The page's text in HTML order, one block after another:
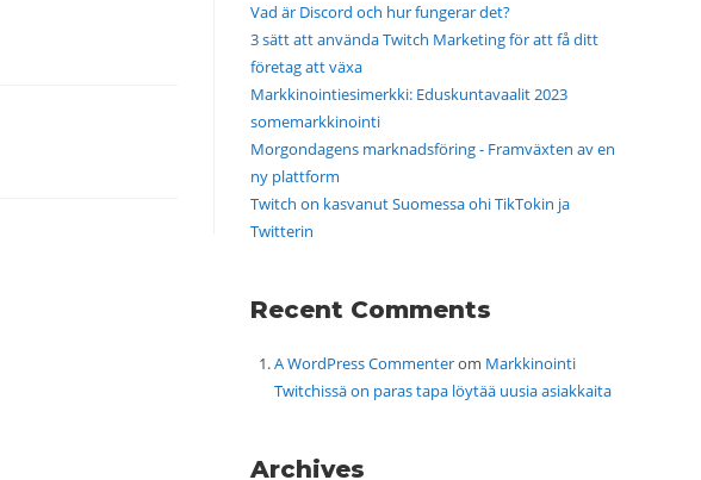
Vad är Discord och hur fungerar det?
3 sätt att använda Twitch Marketing för att få ditt
företag att växa
Markkinointiesimerkki: Eduskuntavaalit 2023
somemarkkinointi
Morgondagens marknadsföring - Framväxten av en
ny plattform
Twitch on kasvanut Suomessa ohi TikTokin ja
Twitterin
Recent Comments
A WordPress Commenterom Markkinointi
Twitchissä on paras tapa löytää uusia asiakkaita
Archives